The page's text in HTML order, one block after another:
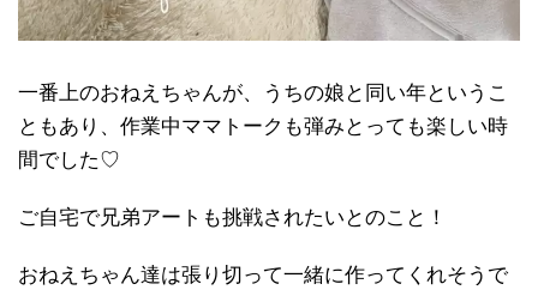
一番上のおねえちゃんが、うちの娘と同い年というこ
ともあり、作業中ママトークも弾みとっても楽しい時
間でした♡
ご自宅で兄弟アートも挑戦されたいとのこと！
おねえちゃん達は張り切って一緒に作ってくれそうで